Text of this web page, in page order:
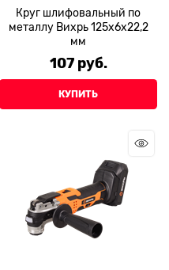
Круг шлифовальный по
металлу Вихрь 125х6х22,2
мм
107 руб.
КУПИТЬ